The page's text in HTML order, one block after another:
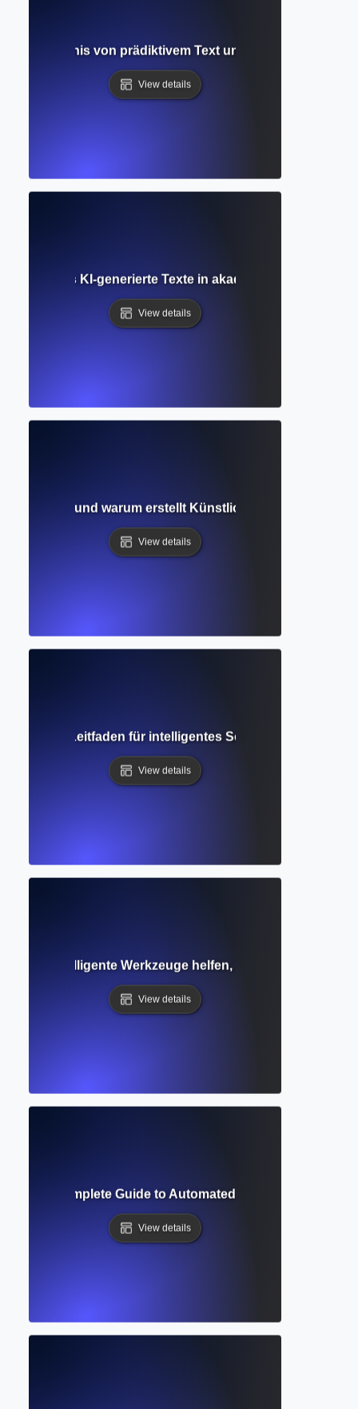
Verständnis von prädiktivem Text und intelligenten
View details
Wie Tools KI-generierte Texte in akademischen
View details
Wie und warum erstellt Künstliche Intelligenz
View details
Leitfaden für intelligentes Schreiben und
View details
Wie intelligente Werkzeuge helfen, Texte klar und
View details
Complete Guide to Automated Grammar and
View details